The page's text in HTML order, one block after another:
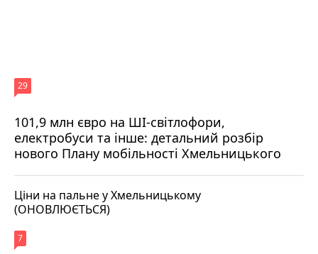
101,9 млн євро на ШІ-світлофори,
електробуси та інше: детальний розбір
нового Плану мобільності Хмельницького
29
Ціни на пальне у Хмельницькому
(ОНОВЛЮЄТЬСЯ)
7